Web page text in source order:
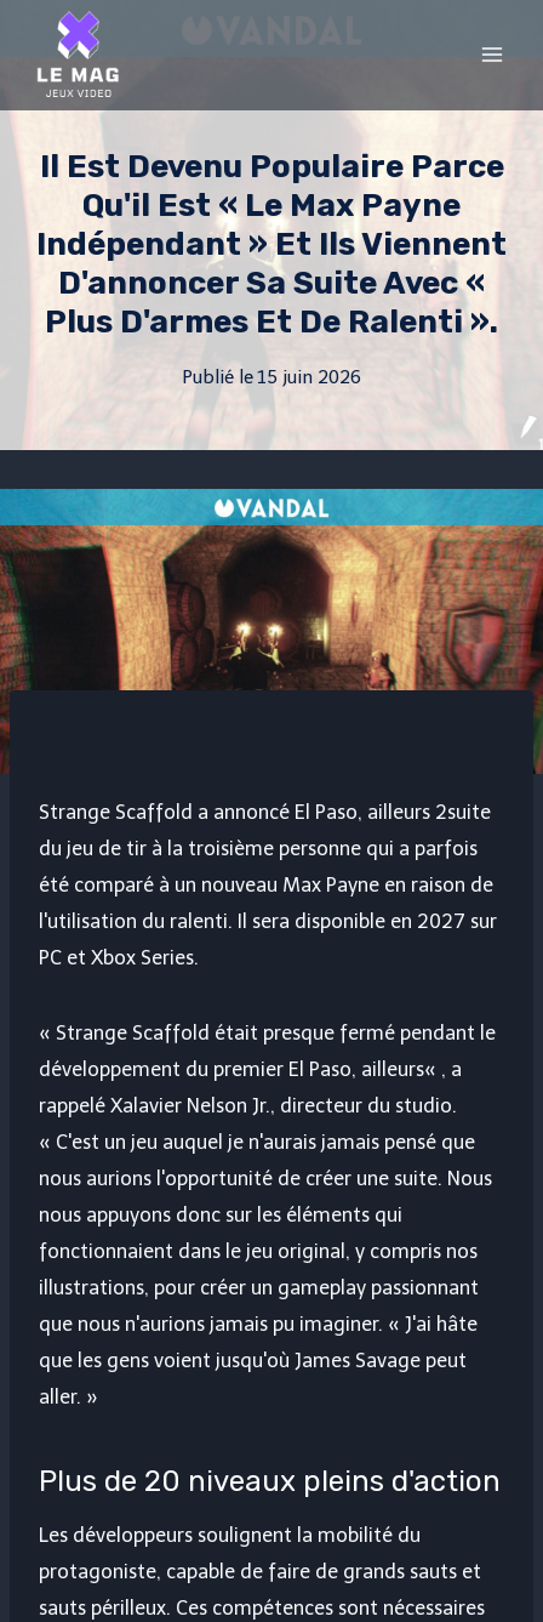
content
Il Est Devenu Populaire Parce
Qu'il Est « Le Max Payne
Indépendant » Et Ils Viennent
D'annoncer Sa Suite Avec «
Plus D'armes Et De Ralenti ».
Publié le15 juin 2026
Strange Scaffold a annoncé El Paso, ailleurs 2suite
du jeu de tir à la troisième personne qui a parfois
été comparé à un nouveau Max Payne en raison de
l'utilisation du ralenti. Il sera disponible en 2027 sur
PC et Xbox Series.
« Strange Scaffold était presque fermé pendant le
développement du premier El Paso, ailleurs« , a
rappelé Xalavier Nelson Jr., directeur du studio.
« C'est un jeu auquel je n'aurais jamais pensé que
nous aurions l'opportunité de créer une suite. Nous
nous appuyons donc sur les éléments qui
fonctionnaient dans le jeu original, y compris nos
illustrations, pour créer un gameplay passionnant
que nous n'aurions jamais pu imaginer. « J'ai hâte
que les gens voient jusqu'où James Savage peut
aller. »
Plus de 20 niveaux pleins d'action
Les développeurs soulignent la mobilité du
protagoniste, capable de faire de grands sauts et
sauts périlleux. Ces compétences sont nécessaires